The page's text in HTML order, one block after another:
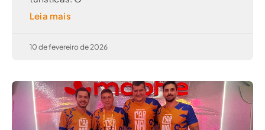
Leia mais
10 de fevereiro de 2026